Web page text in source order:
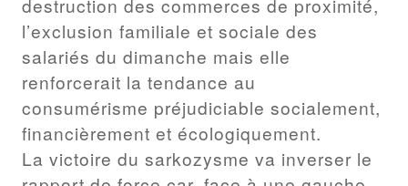
l’exclusion familiale et sociale des
salariés du dimanche mais elle
renforcerait la tendance au
consumérisme préjudiciable socialement,
financièrement et écologiquement.
La victoire du sarkozysme va inverser le